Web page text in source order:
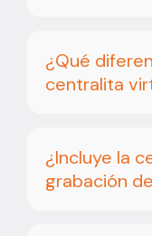
¿Qué
centralita
¿Incluye la
grabación